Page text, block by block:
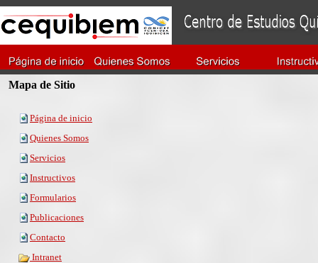
Mapa de Sitio
Página de inicio
Quienes Somos
Servicios
Instructivos
Formularios
Publicaciones
Contacto
Intranet